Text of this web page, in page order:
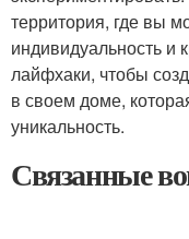
территория, где вы
индивидуальность и
лайфхаки, чтобы
в своем доме,
уникальность.
Связанные